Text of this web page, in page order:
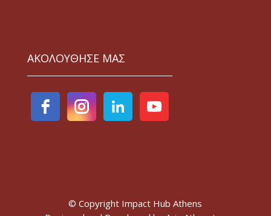
ΑΚΟΛΟΥΘΗΣΕ ΜΑΣ
© Copyright Impact Hub Athens